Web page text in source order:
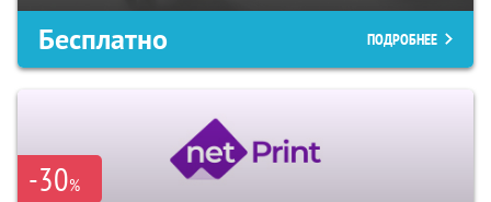
Бесплатно ПОДРОБНЕЕ
-30%